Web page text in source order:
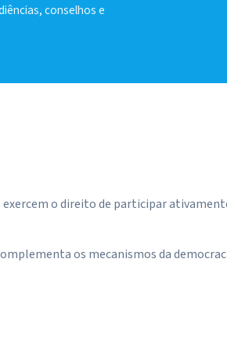
conselhos e
exercem o direito de participar
os mecanismos da